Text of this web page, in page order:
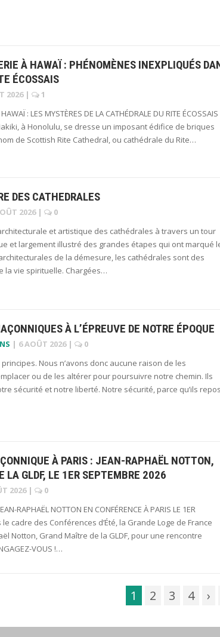
À HAWAÏ : PHÉNOMÈNES INEXPLIQUÉS
ÉCOSSAIS
2026 |
1
: LES MYSTÈRES DE LA CATHÉDRALE DU RITE
à Honolulu, se dresse un imposant édifice de briques
de Scottish Rite Cathedral, ou cathédrale du Rite…
DES CATHEDRALES
2026 |
0
et artistique des cathédrales à travers un tour
et largement illustré des grandes étapes qui ont marqué
de la démesure, les cathédrales sont des
la vie spirituelle. Chargées…
À L’ÉPREUVE DE NOTRE ÉPOQUE
| 6 AOÛT 2026 |
0
Nous n’avons donc aucune raison de les
ou de les altérer pour poursuivre notre chemin. Ils
sécurité et notre liberté. Notre sécurité, parce qu’ils
À PARIS : JEAN-RAPHAËL NOTTON,
LA GLDF, LE 1ER SEPTEMBRE 2026
2026 |
0
RAPHAËL NOTTON EN CONFÉRENCE À PARIS LE 1ER
le cadre des Conférences d’Été, la Grande Loge de France
Notton, Grand Maître de la GLDF, pour une rencontre
VOUS !…
1 2 3 4 ›